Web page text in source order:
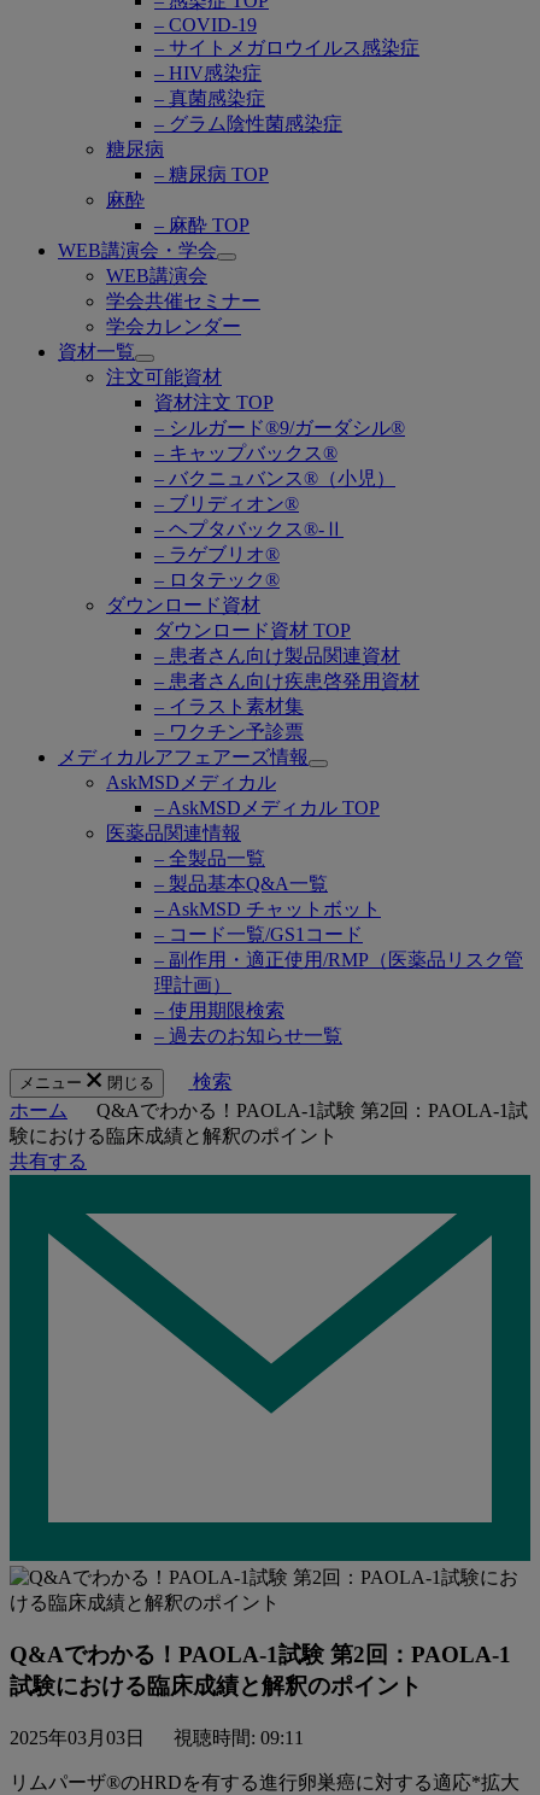
– COVID-19
– サイトメガロウイルス感染症
– HIV感染症
– 真菌感染症
– グラム陰性菌感染症
糖尿病
– 糖尿病 TOP
麻酔
– 麻酔 TOP
WEB講演会・学会
Open
WEB講演会
学会共催セミナー
学会カレンダー
資材一覧
Open
submenu
注文可能資材
資材注文 TOP
– シルガード®9/ガーダシル®
– キャップバックス®
– バクニュバンス®（小児）
– ブリディオン®
– ヘプタバックス®-Ⅱ
– ラゲブリオ®
– ロタテック®
ダウンロード資材
ダウンロード資材 TOP
– 患者さん向け製品関連資材
– 患者さん向け疾患啓発用資材
– イラスト素材集
– ワクチン予診票
メディカルアフェアーズ情報
Open
AskMSDメディカル
– AskMSDメディカル TOP
医薬品関連情報
– 全製品一覧
– 製品基本Q&A一覧
– AskMSD チャットボット
– コード一覧/GS1コード
– 副作用・適正使用/RMP（医薬品リスク管
理計画）
– 使用期限検索
– 過去のお知らせ一覧
メニュー 閉じる
検索
ホーム
Q&Aでわかる！PAOLA-1試験 第2回：PAOLA-1試
験における臨床成績と解釈のポイント
共有する
Q&Aでわかる！PAOLA-1試験 第2回：PAOLA-1
試験における臨床成績と解釈のポイント
2025年03月03日 視聴時間: 09:11
リムパーザ®のHRDを有する進行卵巣癌に対する適応*拡大